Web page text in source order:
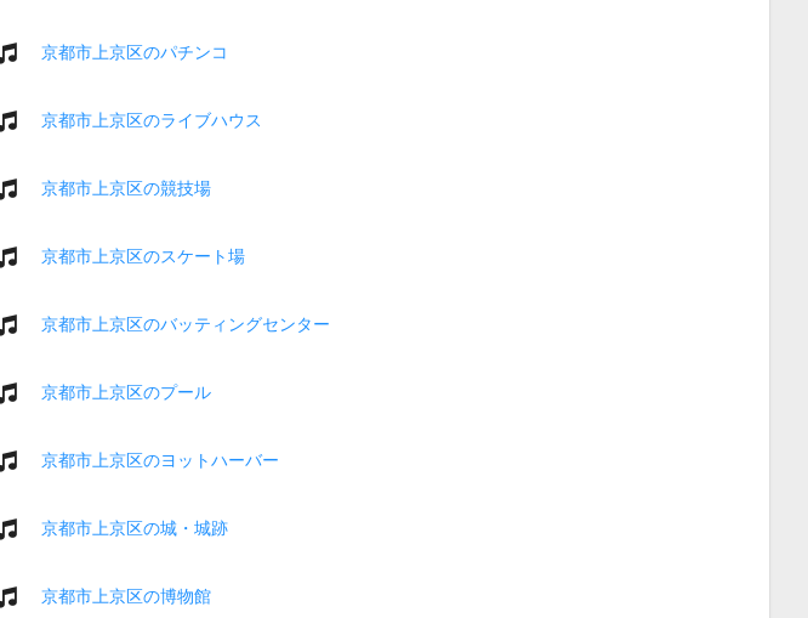
京都市上京区のパチンコ
京都市上京区のライブハウス
京都市上京区の競技場
京都市上京区のスケート場
京都市上京区のバッティングセンター
京都市上京区のプール
京都市上京区のヨットハーバー
京都市上京区の城・城跡
京都市上京区の博物館